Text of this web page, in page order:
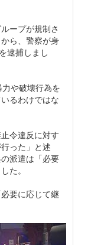
ープが規制さ
ら、警察が身
逮捕しまし
や破壊行為を
るわけではな
令違反に対す
った」と述
派遣は「必要
た。
要に応じて継